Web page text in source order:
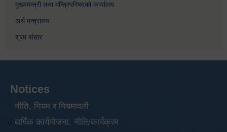
मुख्यमन्त्री तथा मन्त्रिपरिषदको कार्यालय
अर्थ मन्त्रालय
श्रम संसार
Notices
नीति, नियम र नियमावली
बार्षिक कार्ययोजना, नीति/कार्यक्रम